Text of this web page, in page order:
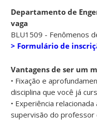
Departamento de
vaga
BLU1509 - Fenômenos
> Formulário de
Vantagens de ser um
• Fixação e
disciplina que você já
• Experiência
supervisão do professor